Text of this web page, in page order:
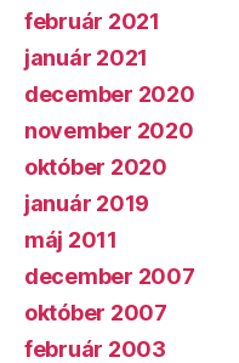
február 2021
január 2021
december 2020
november 2020
október 2020
január 2019
máj 2011
december 2007
október 2007
február 2003